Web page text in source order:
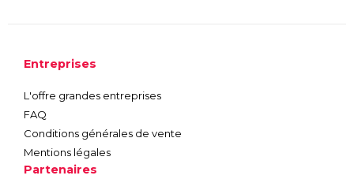
Entreprises
L'offre grandes entreprises
FAQ
Conditions générales de vente
Mentions légales
Partenaires